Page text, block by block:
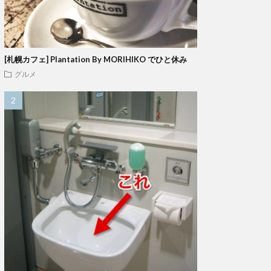
[札幌カフェ] Plantation By MORIHIKO でひと休み
グルメ